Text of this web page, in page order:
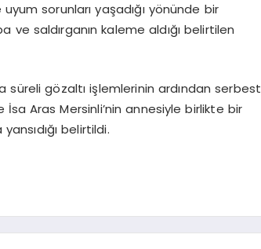
sorunları yaşadığı yönünde bir
saldırganın kaleme aldığı belirtilen
süreli gözaltı işlemlerinin ardından serbest
İsa Aras Mersinli’nin annesiyle birlikte bir
belirtildi.